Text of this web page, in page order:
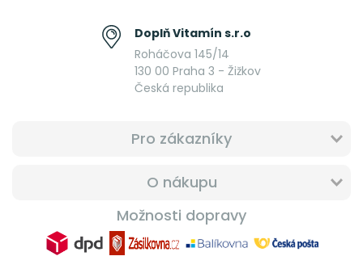
Doplň Vitamín s.r.o
Roháčova 145/14
130 00 Praha 3 - Žižkov
Česká republika
Pro zákazníky
O nákupu
Možnosti dopravy